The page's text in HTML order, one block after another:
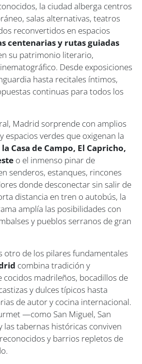
la ciudad alberga centros
salas alternativas, teatros
reconvertidos en espacios
centenarias y rutas guiadas
su patrimonio literario,
Desde exposiciones
hasta recitales íntimos,
continuas para todos los
Madrid sorprende con amplios
espacios verdes que oxigenan la
Casa de Campo, El Capricho,
o el inmenso pinar de
senderos, estanques, rincones
donde desconectar sin salir de
distancia en tren o autobús, la
amplía las posibilidades con
y pueblos serranos de gran
otro de los pilares fundamentales
combina tradición y
cocidos madrileños, bocadillos de
y dulces típicos hasta
de autor y cocina internacional.
—como San Miguel, San
tabernas históricas conviven
y barrios repletos de